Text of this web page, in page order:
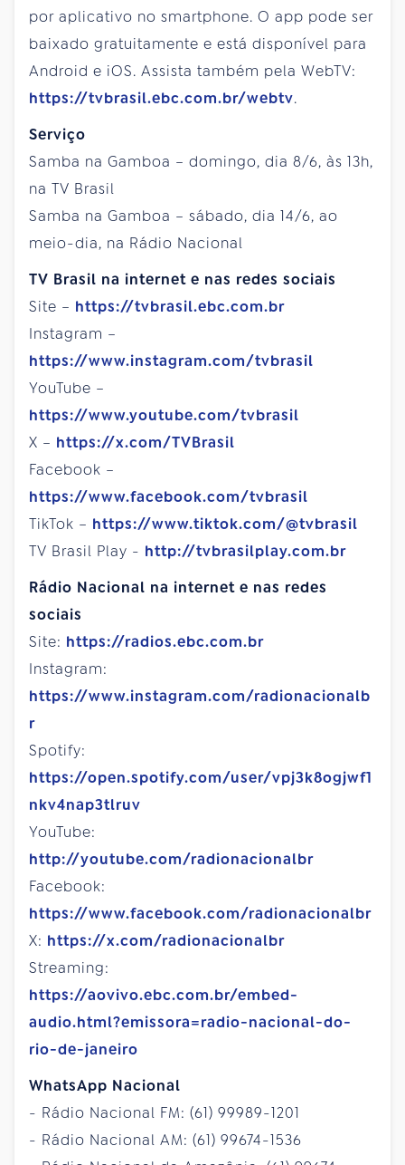
por aplicativo no smartphone. O app pode ser
baixado gratuitamente e está disponível para
Android e iOS. Assista também pela WebTV:
https://tvbrasil.ebc.com.br/webtv.
Serviço
Samba na Gamboa – domingo, dia 8/6, às 13h,
na TV Brasil
Samba na Gamboa – sábado, dia 14/6, ao
meio-dia, na Rádio Nacional
TV Brasil na internet e nas redes sociais
Site – https://tvbrasil.ebc.com.br
Instagram –
https://www.instagram.com/tvbrasil
YouTube –
https://www.youtube.com/tvbrasil
X – https://x.com/TVBrasil
Facebook –
https://www.facebook.com/tvbrasil
TikTok – https://www.tiktok.com/@tvbrasil
TV Brasil Play - http://tvbrasilplay.com.br
Rádio Nacional na internet e nas redes
sociais
Site: https://radios.ebc.com.br
Instagram:
https://www.instagram.com/radionacionalb
r
Spotify:
https://open.spotify.com/user/vpj3k8ogjwf1
nkv4nap3tlruv
YouTube:
http://youtube.com/radionacionalbr
Facebook:
https://www.facebook.com/radionacionalbr
X: https://x.com/radionacionalbr
Streaming:
https://aovivo.ebc.com.br/embed-
audio.html?emissora=radio-nacional-do-
rio-de-janeiro
WhatsApp Nacional
- Rádio Nacional FM: (61) 99989-1201
- Rádio Nacional AM: (61) 99674-1536